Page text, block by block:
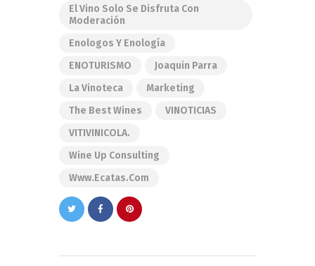
El Vino Solo Se Disfruta Con
Moderación
Enologos Y Enología
ENOTURISMO
Joaquin Parra
La Vinoteca
Marketing
The Best Wines
VINOTICIAS
VITIVINICOLA.
Wine Up Consulting
Www.ecatas.com